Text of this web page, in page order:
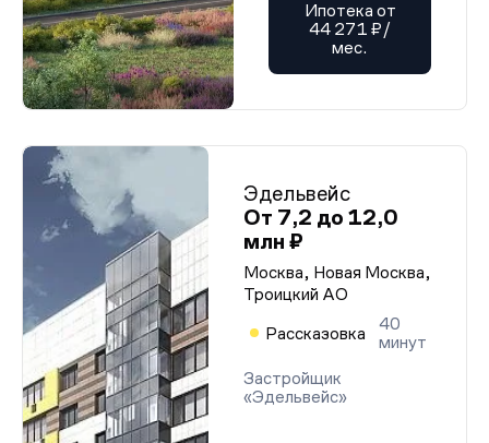
Ипотека от
44 271 ₽/
мес.
Эдельвейс
От 7,2 до 12,0
млн ₽
Москва, Новая Москва,
Троицкий АО
Рассказовка
40
минут
Застройщик
«Эдельвейс»